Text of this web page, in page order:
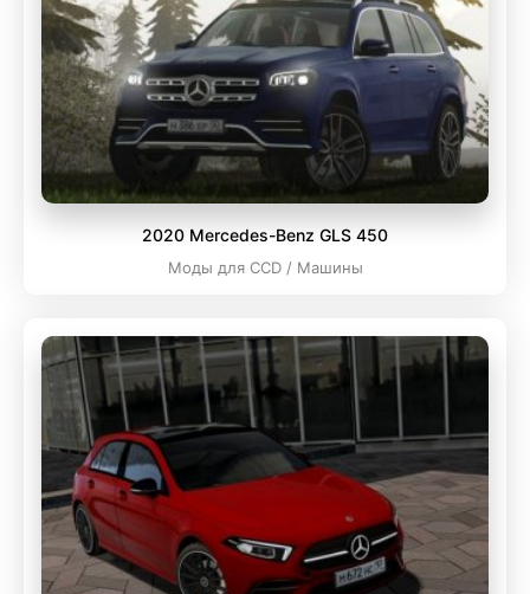
2020 Mercedes-Benz GLS 450
Моды для CCD / Машины